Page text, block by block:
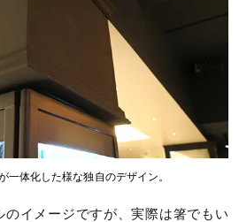
一体化した様な独自のデザイン。
のイメージですが、実際は箸でもい